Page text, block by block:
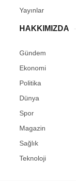
Yayınlar
HAKKIMIZDA
Gündem
Ekonomi
Politika
Dünya
Spor
Magazin
Sağlık
Teknoloji